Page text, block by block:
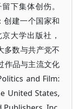
下集体创伤。
创建一个国家和
大学出版社，
多数与共产党不
作品与主流文化
and Film:
United States,